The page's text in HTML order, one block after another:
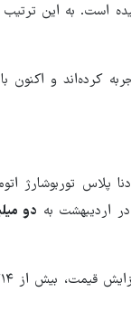
است. به این
پلاس توربوشارژ
دو میلیارد و
را